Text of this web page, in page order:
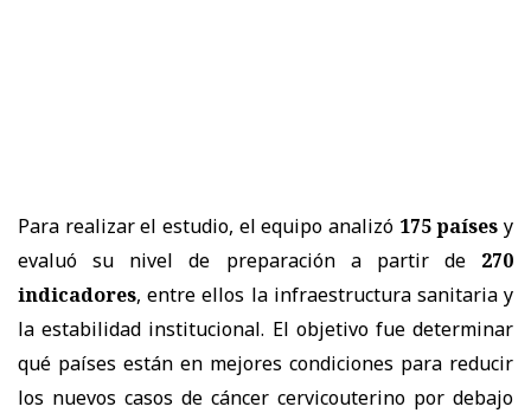
Para realizar el estudio, el equipo analizó 175 países y
evaluó su nivel de preparación a partir de 270
indicadores, entre ellos la infraestructura sanitaria y
la estabilidad institucional. El objetivo fue determinar
qué países están en mejores condiciones para reducir
los nuevos casos de cáncer cervicouterino por debajo